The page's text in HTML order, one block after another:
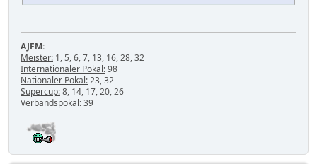
AJFM:
Meister: 1, 5, 6, 7, 13, 16, 28, 32
Internationaler Pokal:98
Nationaler Pokal:23, 32
Supercup:8, 14, 17, 20, 26
Verbandspokal:39